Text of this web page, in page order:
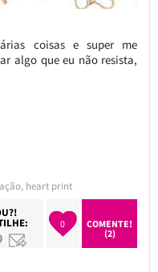
coisas e super me
algo que eu não resista,
, heart print
0
COMENTE!
(2)